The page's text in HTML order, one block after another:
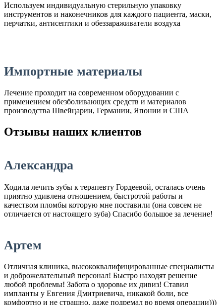
Используем индивидуальную стерильную упаковку
инструментов и наконечников для каждого пациента, маски,
перчатки, антисептики и обеззараживатели воздуха
Импортные материалы
Лечение проходит на современном оборудовании с
применением обезболивающих средств и материалов
производства Швейцарии, Германии, Японии и США
Отзывы наших клиентов
Александра
Ходила лечить зубы к терапевту Гордеевой, осталась очень
приятно удивлена отношением, быстротой работы и
качеством пломбы которую мне поставили (она совсем не
отличается от настоящего зуба) Спасибо большое за лечение!
Артем
Отличная клиника, высококвалифицированные специалисты
и доброжелательный персонал! Быстро находят решение
любой проблемы! Забота о здоровье их дивиз! Ставил
импланты у Евгения Дмитриевича, никакой боли, все
комфортно и не страшно, даже подремал во время операции)))